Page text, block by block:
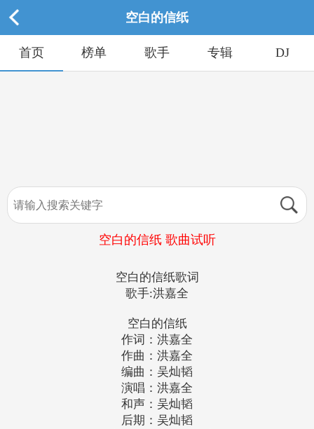
空白的信纸
首页 榜单 歌手 专辑 DJ
空白的信纸 歌曲试听
空白的信纸歌词
歌手:洪嘉全
空白的信纸
作词：洪嘉全
作曲：洪嘉全
编曲：吴灿韬
演唱：洪嘉全
和声：吴灿韬
后期：吴灿韬